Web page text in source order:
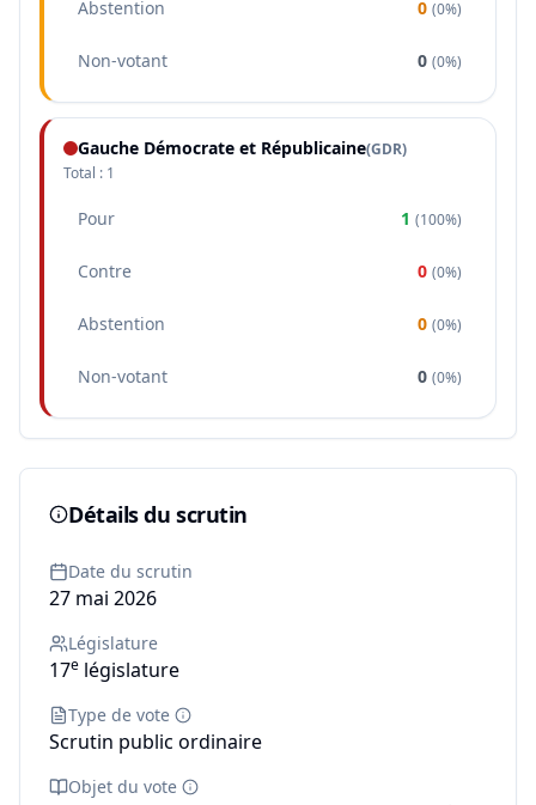
Abstention 0 (0%)
Non-votant 0 (0%)
Gauche Démocrate et Républicaine(GDR)
Total : 1
Pour 1 (100%)
Contre 0 (0%)
Abstention 0 (0%)
Non-votant 0 (0%)
Détails du scrutin
Date du scrutin
27 mai 2026
Législature
17e législature
Type de vote
Scrutin public ordinaire
Objet du vote